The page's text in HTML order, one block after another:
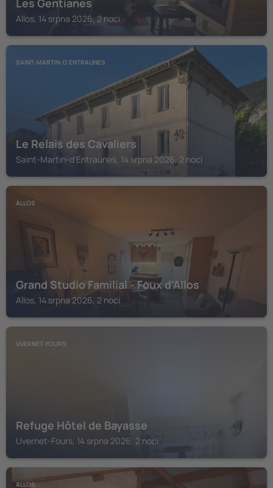
Les Gentianes
Allos, 14 srpna 2026, 2 noci
SAINT-MARTIN-D'ENTRAUNES
Le Relais des Cavaliers
Saint-Martin-d'Entraunes, 14 srpna 2026, 2 noci
ALLOS
Grand Studio Familial - Foux d'Allos
Allos, 14 srpna 2026, 2 noci
UVERNET-FOURS
Refuge Hôtel de Bayasse
Uvernet-Fours, 14 srpna 2026, 2 noci
ALLOS